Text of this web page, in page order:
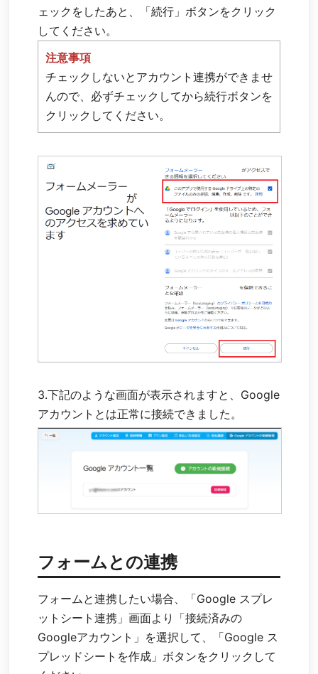
ェックをしたあと、「続行」ボタンをクリック
してください。
注意事項
チェックしないとアカウント連携ができませ
んので、必ずチェックしてから続行ボタンを
クリックしてください。
3.下記のような画面が表示されますと、Google
アカウントとは正常に接続できました。
フォームとの連携
フォームと連携したい場合、
「Google スプレ
ットシート連携」画面より「接続済みの
Googleアカウント」を選択して、「Google ス
プレッドシートを作成」ボタンをクリックして